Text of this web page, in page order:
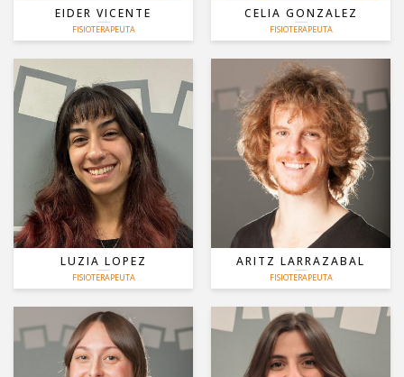
EIDER VICENTE
FISIOTERAPEUTA
CELIA GONZALEZ
FISIOTERAPEUTA
LUZIA LOPEZ
FISIOTERAPEUTA
PUNCIÓN SECA
MONITORA PILATES
TERAPIA MANUAL
OSTEOPATÍA ESTRUCTURAL
ARITZ LARRAZABAL
FISIOTERAPEUTA
FIBRÓLISIS INSTRUMENTAL
MIOFASCIAL
PUNCIÓN SECA
TERAPIA MANUAL
MONITOR DE PILATES
SUELO PÉLVICO